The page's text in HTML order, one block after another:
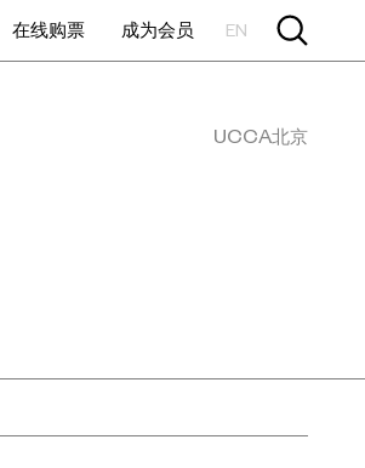
在线购票 成为会员 EN
UCCA北京